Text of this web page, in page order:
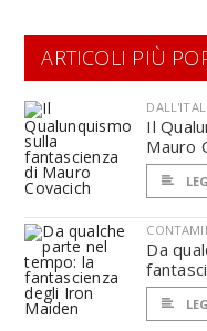
ARTICOLI PIÙ
Il
Mauro
Da